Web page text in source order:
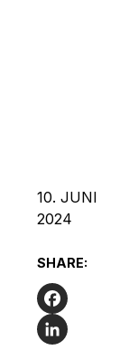
10. JUNI
2024
SHARE:
Facebook